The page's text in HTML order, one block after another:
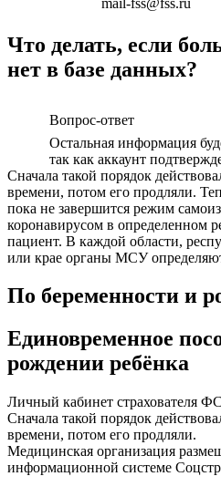
Что делать, если
нет в базе данных?
Вопрос-ответ
Остальная информация
так как аккаунт
Сначала такой порядок
времени, потом его продляли.
пока не завершится режим
коронавирусом в определенном
пациент. В каждой области,
или крае органы МСУ
По беременности и
Единовременное
рождении ребёнка
Личный кабинет страхователя
Сначала такой порядок
времени, потом его продляли.
Медицинская организация
информационной системе